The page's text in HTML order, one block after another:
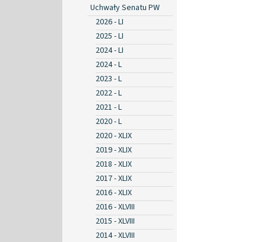
Uchwały Senatu PW
2026 - LI
2025 - LI
2024 - LI
2024 - L
2023 - L
2022 - L
2021 - L
2020 - L
2020 - XLIX
2019 - XLIX
2018 - XLIX
2017 - XLIX
2016 - XLIX
2016 - XLVIII
2015 - XLVIII
2014 - XLVIII